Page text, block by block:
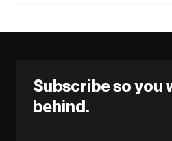
Subscribe so you
behind.